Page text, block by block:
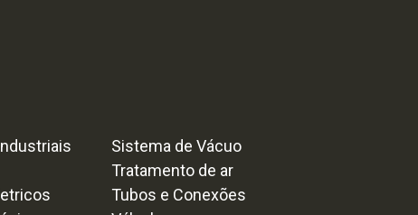
Sistema de Vácuo
Tratamento de ar
Tubos e Conexões